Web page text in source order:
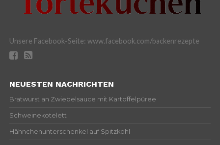
Unsere Facebook-Seite: www.facebook.com/backenrezepte
NEUESTEN NACHRICHTEN
Bratwurst an Zwiebelsauce mit Kartoffelpüree
Schweinekotelett
Hähnchenunterschenkel auf Spitzkohl